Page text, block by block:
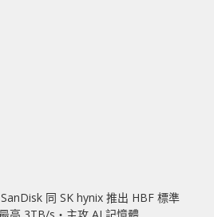
同 SK hynix 推出 HBF 標準